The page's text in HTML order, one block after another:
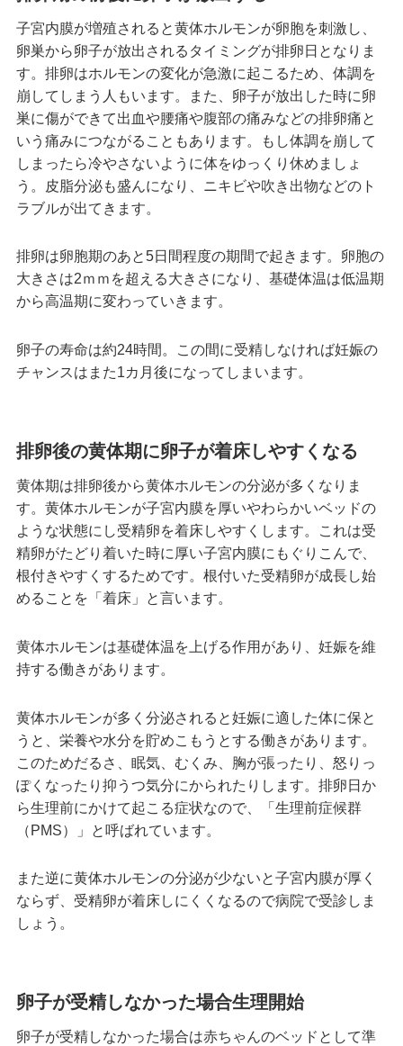
子宮内膜が増殖されると黄体ホルモンが卵胞を刺激し、
卵巣から卵子が放出されるタイミングが排卵日となりま
す。排卵はホルモンの変化が急激に起こるため、体調を
崩してしまう人もいます。また、卵子が放出した時に卵
巣に傷ができて出血や腰痛や腹部の痛みなどの排卵痛と
いう痛みにつながることもあります。もし体調を崩して
しまったら冷やさないように体をゆっくり休めましょ
う。皮脂分泌も盛んになり、ニキビや吹き出物などのト
ラブルが出てきます。
排卵は卵胞期のあと5日間程度の期間で起きます。卵胞の
大きさは2ｍｍを超える大きさになり、基礎体温は低温期
から高温期に変わっていきます。
卵子の寿命は約24時間。この間に受精しなければ妊娠の
チャンスはまた1カ月後になってしまいます。
排卵後の黄体期に卵子が着床しやすくなる
黄体期は排卵後から黄体ホルモンの分泌が多くなりま
す。黄体ホルモンが子宮内膜を厚いやわらかいベッドの
ような状態にし受精卵を着床しやすくします。これは受
精卵がたどり着いた時に厚い子宮内膜にもぐりこんで、
根付きやすくするためです。根付いた受精卵が成長し始
めることを「着床」と言います。
黄体ホルモンは基礎体温を上げる作用があり、妊娠を維
持する働きがあります。
黄体ホルモンが多く分泌されると妊娠に適した体に保と
うと、栄養や水分を貯めこもうとする働きがあります。
このためだるさ、眠気、むくみ、胸が張ったり、怒りっ
ぽくなったり抑うつ気分にかられたりします。排卵日か
ら生理前にかけて起こる症状なので、「生理前症候群
（PMS）」と呼ばれています。
また逆に黄体ホルモンの分泌が少ないと子宮内膜が厚く
ならず、受精卵が着床しにくくなるので病院で受診しま
しょう。
卵子が受精しなかった場合生理開始
卵子が受精しなかった場合は赤ちゃんのベッドとして準